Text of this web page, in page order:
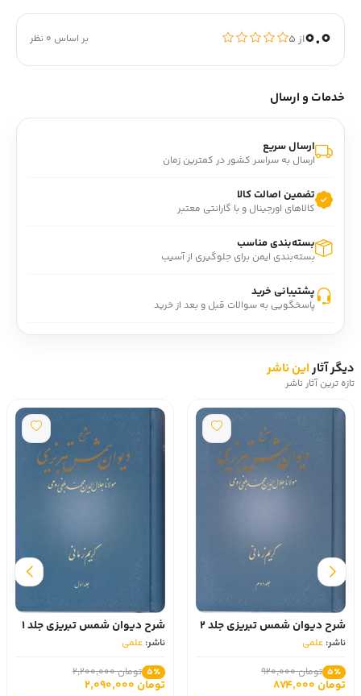
0.0از ۵ بر اساس 0 نظر
خدمات و ارسال
ارسال سریع
ارسال به سراسر کشور در کمترین زمان
تضمین اصالت کالا
کالاهای اورجینال و با گارانتی معتبر
بسته‌بندی مناسب
بسته‌بندی ایمن برای جلوگیری از آسیب
پشتیبانی خرید
پاسخگویی به سوالات قبل و بعد از خرید
دیگر آثاراین ناشر
تازه ترین آثار ناشر
شرح دیوان شمس تبریزی جلد 2
ناشر: علمی
5٪ تومان 920,000
تومان 874,000
شرح دیوان شمس تبریزی جلد 1
ناشر: علمی
5٪ تومان 2,200,000
تومان 2,090,000